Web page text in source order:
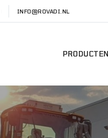
INFO@ROVADI.NL
PRODUCTEN